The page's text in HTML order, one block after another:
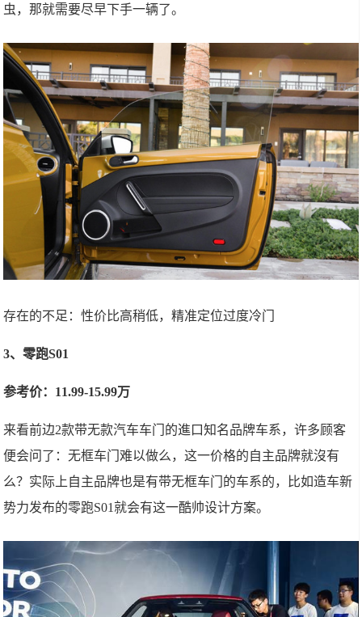
虫，那就需要尽早下手一辆了。
存在的不足：性价比高稍低，精准定位过度冷门
3、零跑S01
参考价：11.99-15.99万
来看前边2款带无款汽车车门的進口知名品牌车系，许多顾客
便会问了：无框车门难以做么，这一价格的自主品牌就沒有
么？实际上自主品牌也是有带无框车门的车系的，比如造车新
势力发布的零跑S01就会有这一酷帅设计方案。